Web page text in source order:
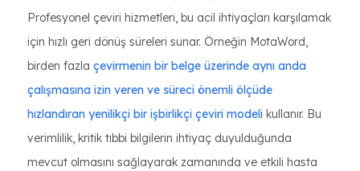
Profesyonel çeviri hizmetleri, bu acil ihtiyaçları karşılamak
için hızlı geri dönüş süreleri sunar. Örneğin MotaWord,
birden fazla çevirmenin bir belge üzerinde aynı anda
çalışmasına izin veren ve süreci önemli ölçüde
hızlandıran yenilikçi bir işbirlikçi çeviri modeli kullanır. Bu
verimlilik, kritik tıbbi bilgilerin ihtiyaç duyulduğunda
mevcut olmasını sağlayarak zamanında ve etkili hasta